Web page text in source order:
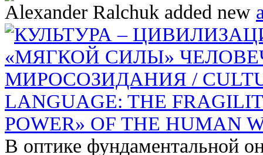
Alexander Ralchuk added new
КУЛЬТУРА –
«МЯГКОЙ СИЛЫ»
МИРОСОЗИДАНИЯ /
LANGUAGE: THE
POWER» OF THE HUMAN
В оптике фундаментальной